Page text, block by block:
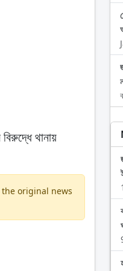
থানায়
original news